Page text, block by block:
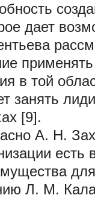
дает
в той
занять
[9].
А. Н.
Л. М.